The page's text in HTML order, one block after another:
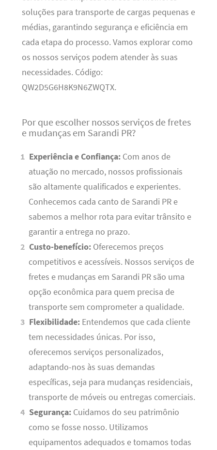
soluções para transporte de cargas pequenas e
médias, garantindo segurança e eficiência em
cada etapa do processo. Vamos explorar como
os nossos serviços podem atender às suas
necessidades. Código:
QW2D5G6H8K9N6ZWQTX.
Por que escolher nossos serviços de fretes
e mudanças em Sarandi PR?
Experiência e Confiança: Com anos de
atuação no mercado, nossos profissionais
são altamente qualificados e experientes.
Conhecemos cada canto de Sarandi PR e
sabemos a melhor rota para evitar trânsito e
garantir a entrega no prazo.
Custo-benefício: Oferecemos preços
competitivos e acessíveis. Nossos serviços de
fretes e mudanças em Sarandi PR são uma
opção econômica para quem precisa de
transporte sem comprometer a qualidade.
Flexibilidade: Entendemos que cada cliente
tem necessidades únicas. Por isso,
oferecemos serviços personalizados,
adaptando-nos às suas demandas
específicas, seja para mudanças residenciais,
transporte de móveis ou entregas comerciais.
Segurança: Cuidamos do seu patrimônio
como se fosse nosso. Utilizamos
equipamentos adequados e tomamos todas